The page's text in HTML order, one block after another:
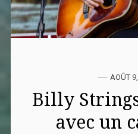
AOÛT
Billy
avec un